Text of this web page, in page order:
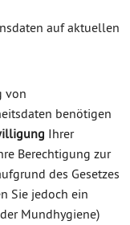
auf aktuellen
von
benötigen
Ihrer
Berechtigung zur
des Gesetzes
Sie jedoch ein
Mundhygiene)